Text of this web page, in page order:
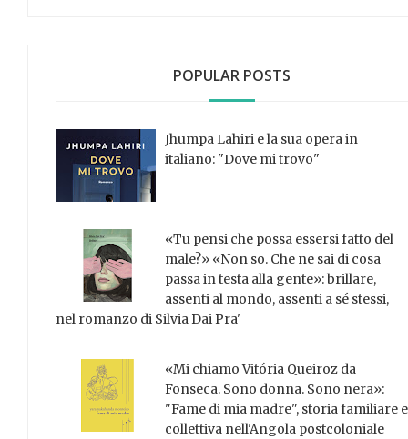
POPULAR POSTS
Jhumpa Lahiri e la sua opera in
italiano: "Dove mi trovo"
«Tu pensi che possa essersi fatto del
male?» «Non so. Che ne sai di cosa
passa in testa alla gente»: brillare,
assenti al mondo, assenti a sé stessi,
nel romanzo di Silvia Dai Pra'
«Mi chiamo Vitória Queiroz da
Fonseca. Sono donna. Sono nera»:
"Fame di mia madre", storia familiare e
collettiva nell'Angola postcoloniale